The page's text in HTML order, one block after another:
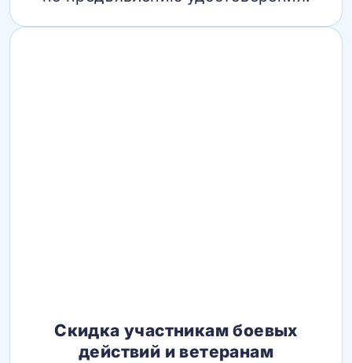
Скидка участникам боевых
действий и ветеранам